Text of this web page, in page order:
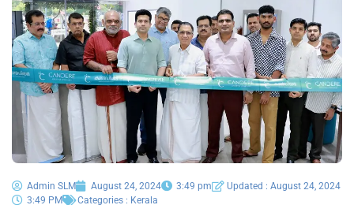
Admin SLM August 24, 2024 3:49 pm
Updated : August 24, 2024
3:49 PM
Categories : Kerala